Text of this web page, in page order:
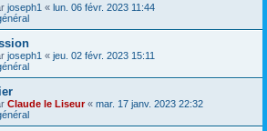
joseph1 « lun. 06 févr. 2023 11:44
joseph1 « jeu. 02 févr. 2023 15:11
Claude le Liseur« mar. 17 janv. 2023 22:32